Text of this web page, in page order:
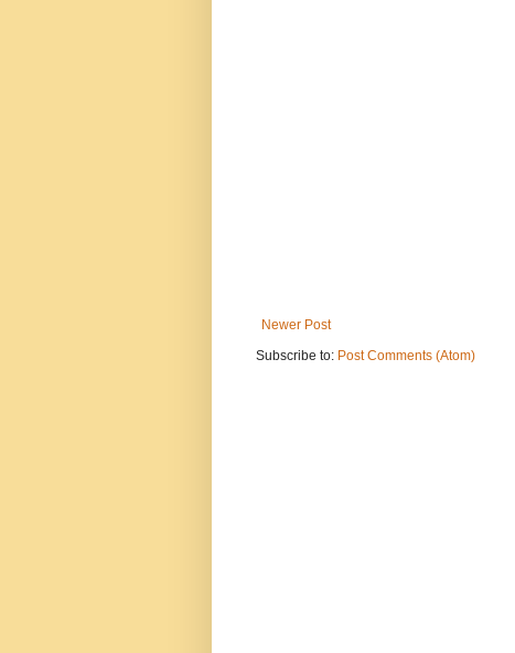
Newer Post
Subscribe to: Post Comments (Atom)